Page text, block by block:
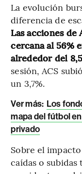
La evolución
diferencia de
Las acciones de
cercana al 56%
alrededor del
sesión, ACS
un 3,7%.
Ver más: Los
mapa del fútbol
privado
Sobre el
caídas o